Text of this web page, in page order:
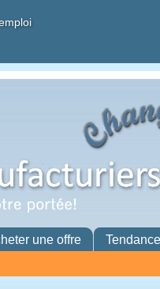
une offre